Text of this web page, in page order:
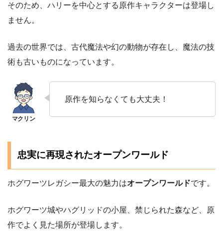
そのため、ハリーを中心とする原作キャラクターは登場し
ません。
過去の世界では、古代魔法や幻の動物が存在し、魔法の技
術も古いものになっています。
原作を知らなくても大丈夫！
忠実に再現されたオープンワールド
ホグワーツレガシー最大の魅力はオープンワールドです。
ホグワーツ城やハグリッドの小屋、禁じられた森など、原
作でよく見た場所が登場します。